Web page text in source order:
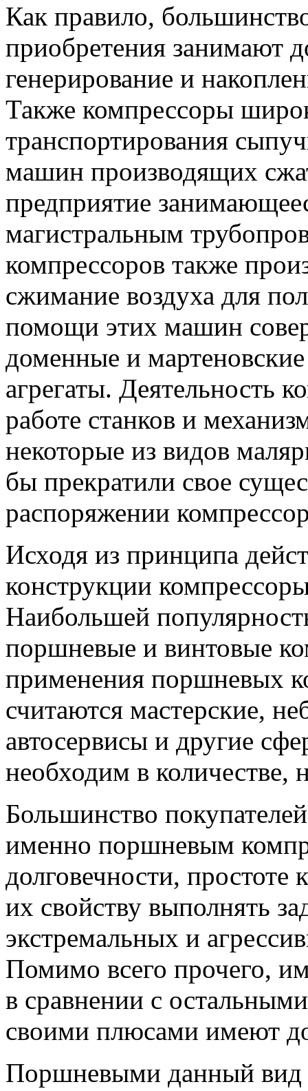
Как правило,
приобретения занимают
генерирование и
Также компрессоры
транспортирования
машин производящих
предприятие
магистральным
компрессоров также
сжимание воздуха для
помощи этих машин
доменные и
агрегаты. Деятельность
работе станков и
некоторые из видов
бы прекратили свое
распоряжении
Исходя из принципа
конструкции
Наибольшей
поршневые и винтовые
применения поршневых
считаются мастерские,
автосервисы и другие
необходим в
Большинство
именно поршневым
долговечности, простоте
их свойству выполнять
экстремальных и
Помимо всего прочего,
в сравнении с
своими плюсами имеют
Поршневыми данный вид